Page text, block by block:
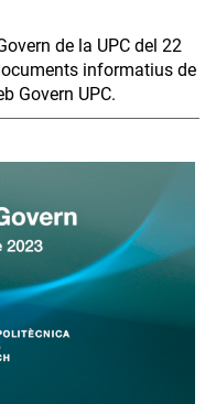
de la UPC del 22
informatius de
Govern UPC.